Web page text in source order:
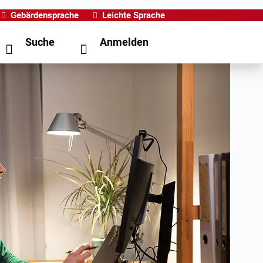
Gebärdensprache Leichte Sprache
Suche Anmelden